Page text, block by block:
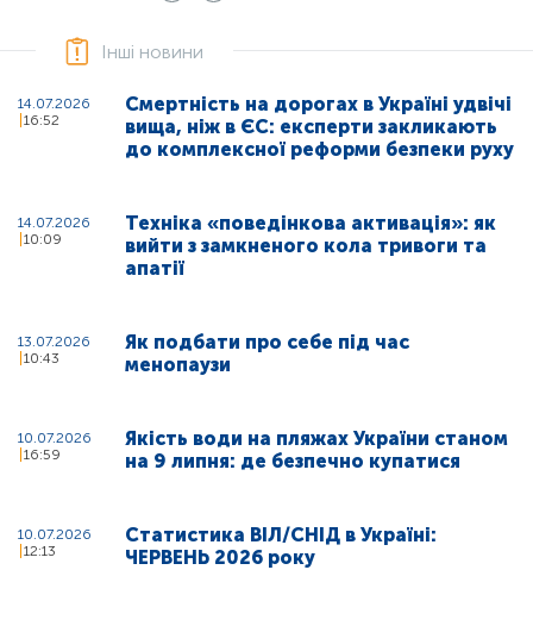
Інші новини
14.07.2026
16:52
Смертність на дорогах в Україні удвічі
вища, ніж в ЄС: експерти закликають
до комплексної реформи безпеки руху
14.07.2026
10:09
Техніка «поведінкова активація»: як
вийти з замкненого кола тривоги та
апатії
13.07.2026
10:43
Як подбати про себе під час
менопаузи
10.07.2026
16:59
Якість води на пляжах України станом
на 9 липня: де безпечно купатися
10.07.2026
12:13
Статистика ВІЛ/СНІД в Україні:
ЧЕРВЕНЬ 2026 року